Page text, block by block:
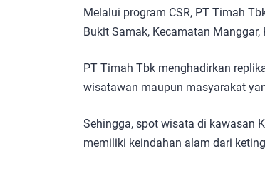
Melalui program CSR, PT Timah
Bukit Samak, Kecamatan
PT Timah Tbk menghadirkan
wisatawan maupun masyarakat
Sehingga, spot wisata di kawasan
memiliki keindahan alam dari